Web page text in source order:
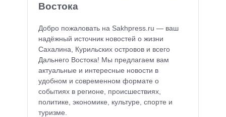
Востока
Добро пожаловать на Sakhpress.ru — ваш
надёжный источник новостей о жизни
Сахалина, Курильских островов и всего
Дальнего Востока! Мы предлагаем вам
актуальные и интересные новости в
удобном и современном формате о
событиях в регионе, происшествиях,
политике, экономике, культуре, спорте и
туризме.